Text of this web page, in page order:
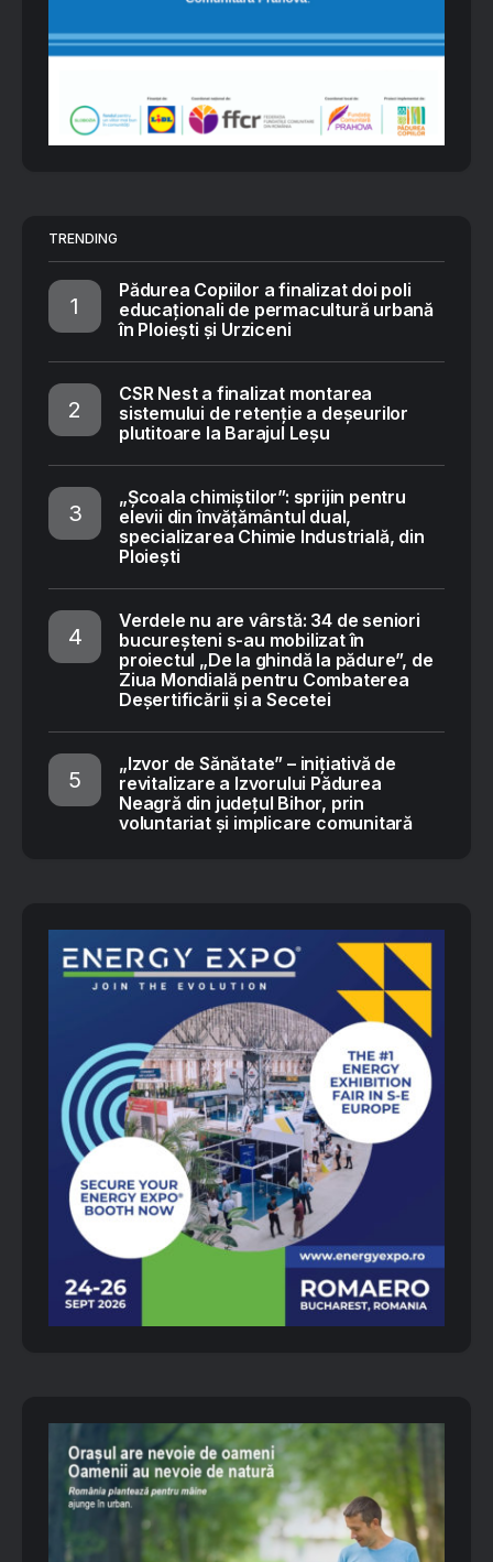
TRENDING
Pădurea Copiilor a finalizat doi poli
educaționali de permacultură urbană
în Ploiești și Urziceni
CSR Nest a finalizat montarea
sistemului de retenție a deșeurilor
plutitoare la Barajul Leșu
„Școala chimiștilor”: sprijin pentru
elevii din învățământul dual,
specializarea Chimie Industrială, din
Ploiești
Verdele nu are vârstă: 34 de seniori
bucureșteni s-au mobilizat în
proiectul „De la ghindă la pădure”, de
Ziua Mondială pentru Combaterea
Deșertificării și a Secetei
„Izvor de Sănătate” – inițiativă de
revitalizare a Izvorului Pădurea
Neagră din județul Bihor, prin
voluntariat și implicare comunitară